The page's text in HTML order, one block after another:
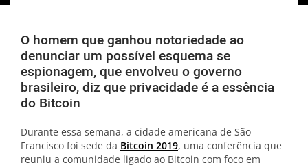
O homem que ganhou notoriedade ao
denunciar um possível esquema se
espionagem, que envolveu o governo
brasileiro, diz que privacidade é a essência
do Bitcoin
Durante essa semana, a cidade americana de São
Francisco foi sede da Bitcoin 2019, uma conferência que
reuniu a comunidade ligado ao Bitcoin com foco em